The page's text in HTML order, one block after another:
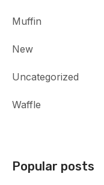
Muffin
New
Uncategorized
Waffle
Popular posts